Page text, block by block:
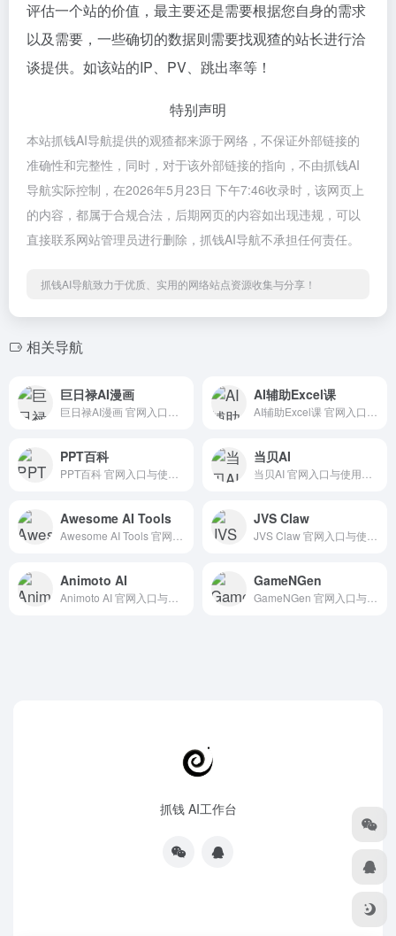
评估一个站的价值，最主要还是需要根据您自身的需求
以及需要，一些确切的数据则需要找观猹的站长进行洽
谈提供。如该站的IP、PV、跳出率等！
特别声明
本站抓钱AI导航提供的观猹都来源于网络，不保证外部链接的
准确性和完整性，同时，对于该外部链接的指向，不由抓钱AI
导航实际控制，在2026年5月23日 下午7:46收录时，该网页上
的内容，都属于合规合法，后期网页的内容如出现违规，可以
直接联系网站管理员进行删除，抓钱AI导航不承担任何责任。
抓钱AI导航致力于优质、实用的网络站点资源收集与分享！
相关导航
巨日禄AI漫画 AI辅助Excel课
PPT百科 当贝AI
Awesome AI Tools JVS Claw
Animoto AI GameNGen
抓钱 AI工作台